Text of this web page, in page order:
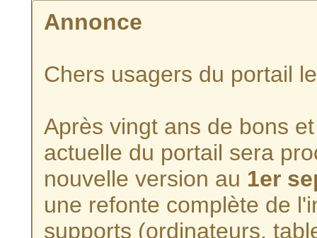
Annonce
Chers usagers du portail
Après vingt ans de bons
actuelle du portail sera
nouvelle version au 1er
une refonte complète de
supports (ordinateurs,